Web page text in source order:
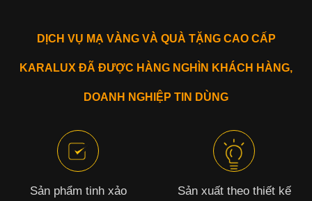
DỊCH VỤ MẠ VÀNG VÀ QUÀ TẶNG CAO CẤP
KARALUX ĐÃ ĐƯỢC HÀNG NGHÌN KHÁCH HÀNG,
DOANH NGHIỆP TIN DÙNG
Sản phẩm tinh xảo
Sản xuất theo thiết kế